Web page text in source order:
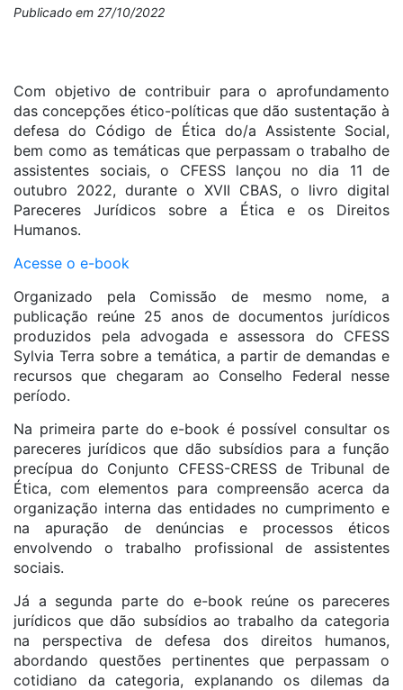
Publicado em 27/10/2022
Com objetivo de contribuir para o aprofundamento
das concepções ético-políticas que dão sustentação à
defesa do Código de Ética do/a Assistente Social,
bem como as temáticas que perpassam o trabalho de
assistentes sociais, o CFESS lançou no dia 11 de
outubro 2022, durante o XVII CBAS, o livro digital
Pareceres Jurídicos sobre a Ética e os Direitos
Humanos.
Acesse o e-book
Organizado pela Comissão de mesmo nome, a
publicação reúne 25 anos de documentos jurídicos
produzidos pela advogada e assessora do CFESS
Sylvia Terra sobre a temática, a partir de demandas e
recursos que chegaram ao Conselho Federal nesse
período.
Na primeira parte do e-book é possível consultar os
pareceres jurídicos que dão subsídios para a função
precípua do Conjunto CFESS-CRESS de Tribunal de
Ética, com elementos para compreensão acerca da
organização interna das entidades no cumprimento e
na apuração de denúncias e processos éticos
envolvendo o trabalho profissional de assistentes
sociais.
Já a segunda parte do e-book reúne os pareceres
jurídicos que dão subsídios ao trabalho da categoria
na perspectiva de defesa dos direitos humanos,
abordando questões pertinentes que perpassam o
cotidiano da categoria, explanando os dilemas da